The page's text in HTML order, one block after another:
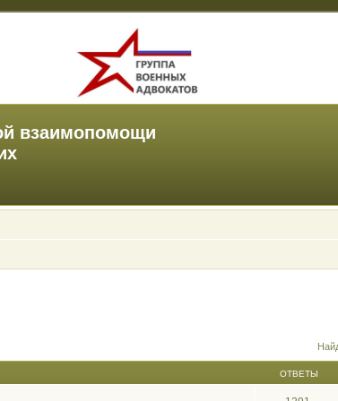
взаимопомощи
ОТВЕТЫ